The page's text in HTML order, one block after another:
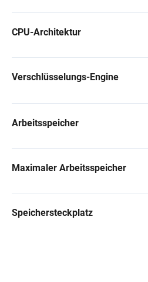
CPU-Architektur
Verschlüsselungs-Engine
Arbeitsspeicher
Maximaler Arbeitsspeicher
Speichersteckplatz